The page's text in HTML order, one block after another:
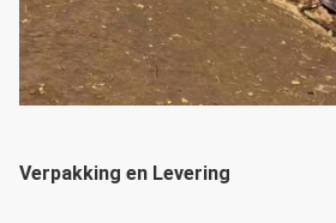
Verpakking en Levering